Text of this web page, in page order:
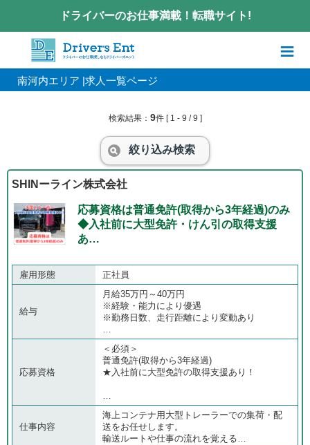
: simplexml_load_file(): php_network_getaddresses: getaddri
public_html/driversent.com/app/userlib/class/Job.class.php
Warning: simplexml_load_file(http://...@anthropic.com)): failed to op
en stream: php_network_getaddresses: getaddrinfo failed: No address a
ssociated with hostname in/home/kir448903/public_html/driversent.
entity "http://api.indeed.com/ads/apisearch?publisher=9020776326352
438&v=2&format=xml&q=&l=%E5%8D%97%E6%B2%B3%E5%8
6%85%E3%82%A8%E3%83%AA%E3%82%A2&sort=&radius=&st
=&jt=&start=0&limit=11&fromage=&filter=1&latlong=0&co=jp&chnl
=jobstardemo&userip=216.73.216.46&useragent=Mozilla/5.0%20(Lin
ux;%20Android%2014;%20Pixel%208)%20AppleWebKit/537.36%20
(KHTML%2C%20like%20Gecko)%20Chrome/131.0.0.0%20Mobil
e%20Safari/537.36;%20ClaudeBot/1.0;%20%2Bclaudebot@anthropi
c.com)" in/home/kir448903/public_html/driversent.com/app/userli
b/class/Job.class.php
ドライバーのお仕事満載！転職サイト!
≡
南河内エリア |求人一覧ページ
検索結果： 9件 [ 1 - 9 / 9 ]
絞り込み検索
SHINーライン株式会社
応募資格は普通免許(取得から3年経過)のみ
◆入社前に大型免許・けん引の取得支援
あ…
雇用形態 正社員
給与
月給35万円～40万円
※経験・能力により優遇
※勤務日数、走行距離により変動あり
…
応募資格
＜必須＞
普通免許(取得から3年経過)
★入社前に大型免許の取得支援あり！
…
仕事内容
海上コンテナ用大型トレーラーでの集荷・配
送をお任せします。
輸送ルートや仕事の流れを覚える…